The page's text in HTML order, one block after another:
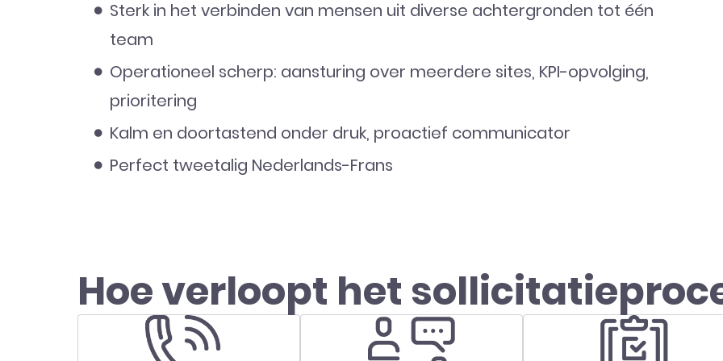
Sterk in het verbinden van mensen uit diverse achtergronden tot één
team
Operationeel scherp: aansturing over meerdere sites, KPI-opvolging,
prioritering
Kalm en doortastend onder druk, proactief communicator
Perfect tweetalig Nederlands-Frans
Hoe verloopt het